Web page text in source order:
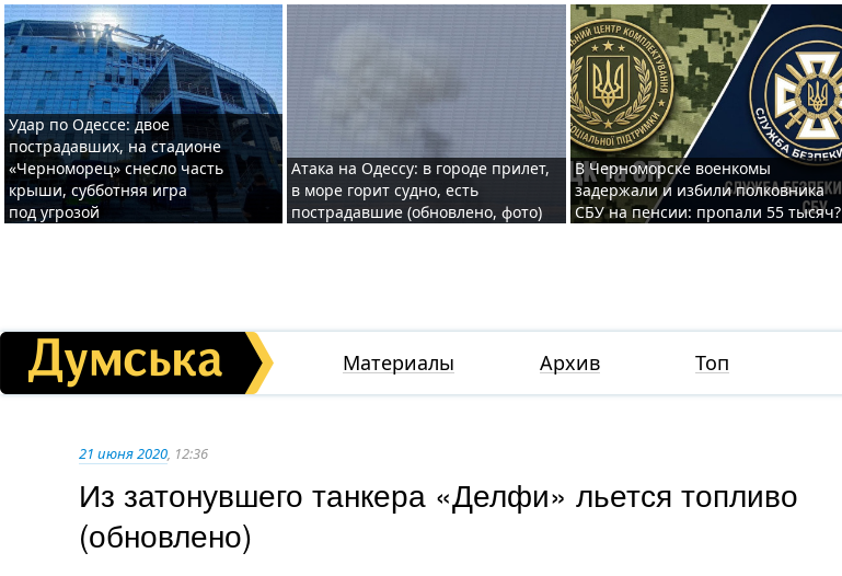
Удар по Одессе: двое
пострадавших, на стадионе
«Черноморец» снесло часть
крыши, субботняя игра
под угрозой
Атака на Одессу: в городе прилет,
в море горит судно, есть
пострадавшие (обновлено, фото)
В Черноморске военкомы
задержали и избили полковника
СБУ на пенсии: пропали 55 тысяч?
Материалы Архив Топ
21 июня 2020, 12:36
Из затонувшего танкера «Делфи» льется топливо
(обновлено)